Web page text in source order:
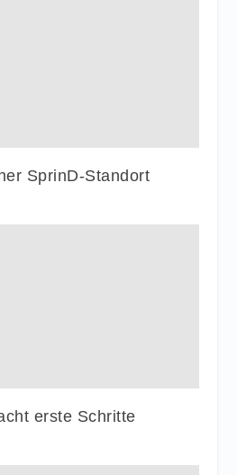
SprinD-Standort
erste Schritte